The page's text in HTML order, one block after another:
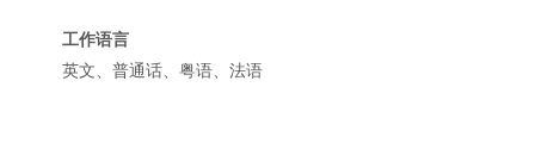
工作语言
英文、普通话、粤语、法语